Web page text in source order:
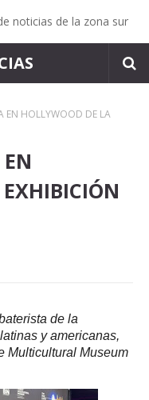
noticias de la zona sur
EN HOLLYWOOD DE LA
de la
y americanas,
Multicultural Museum